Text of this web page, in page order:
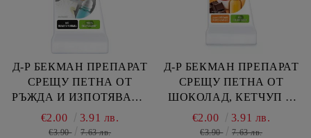
Д-Р БЕКМАН ПРЕПАРАТ
СРЕЩУ ПЕТНА ОТ
РЪЖДА И ИЗПОТЯВАНЕ
50 МЛ
€2.00 3.91 лв.
€3.90 7.63 лв.
Д-Р БЕКМАН ПРЕПАРАТ
СРЕЩУ ПЕТНА ОТ
ШОКОЛАД, КЕТЧУП И
МАСЛО 50 МЛ
€2.00 3.91 лв.
€3.90 7.63 лв.